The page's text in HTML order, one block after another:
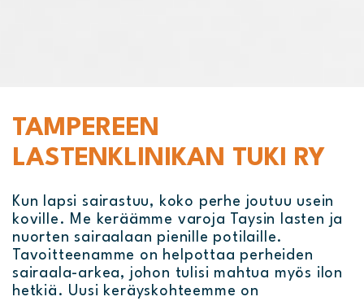
TAMPEREEN
LASTENKLINIKAN TUKI RY
Kun lapsi sairastuu, koko perhe joutuu usein
koville. Me keräämme varoja Taysin lasten ja
nuorten sairaalaan pienille potilaille.
Tavoitteenamme on helpottaa perheiden
sairaala-arkea, johon tulisi mahtua myös ilon
hetkiä. Uusi keräyskohteemme on